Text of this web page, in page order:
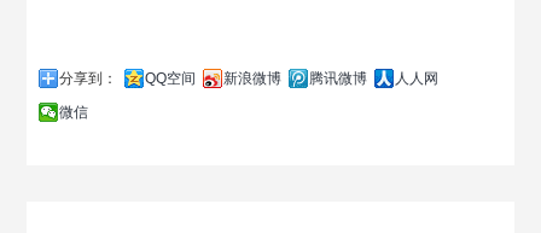
分享到： QQ空间 新浪微博 腾讯微博
人人网
微信